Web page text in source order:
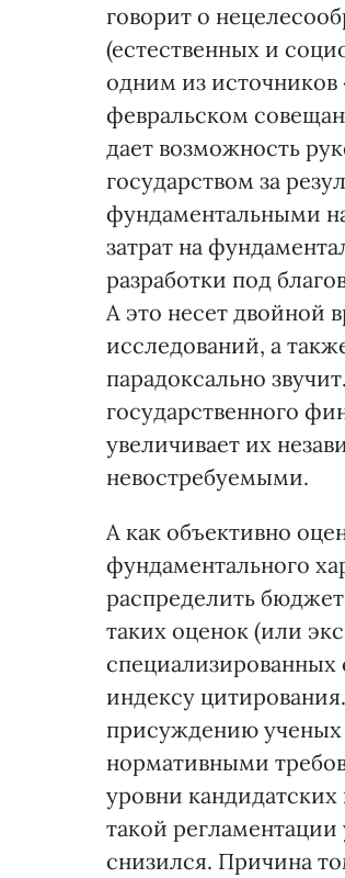
говорит о
(естественных и
одним из источников
февральском
дает возможность
государством за
фундаментальными
затрат на
разработки под
А это несет двойной
исследований, а
парадоксально
государственного
увеличивает их
невостребуемыми.
А как объективно
фундаментального
распределить
таких оценок (или
специализированных
индексу
присуждению ученых
нормативными
уровни
такой регламентации
снизился. Причина